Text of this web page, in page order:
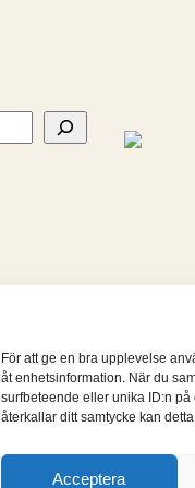
För att ge en bra upplevelse
åt enhetsinformation. När du
surfbeteende eller unika ID:n
återkallar ditt samtycke kan
Acceptera